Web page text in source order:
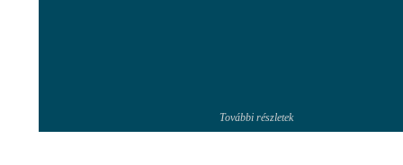
További részletek